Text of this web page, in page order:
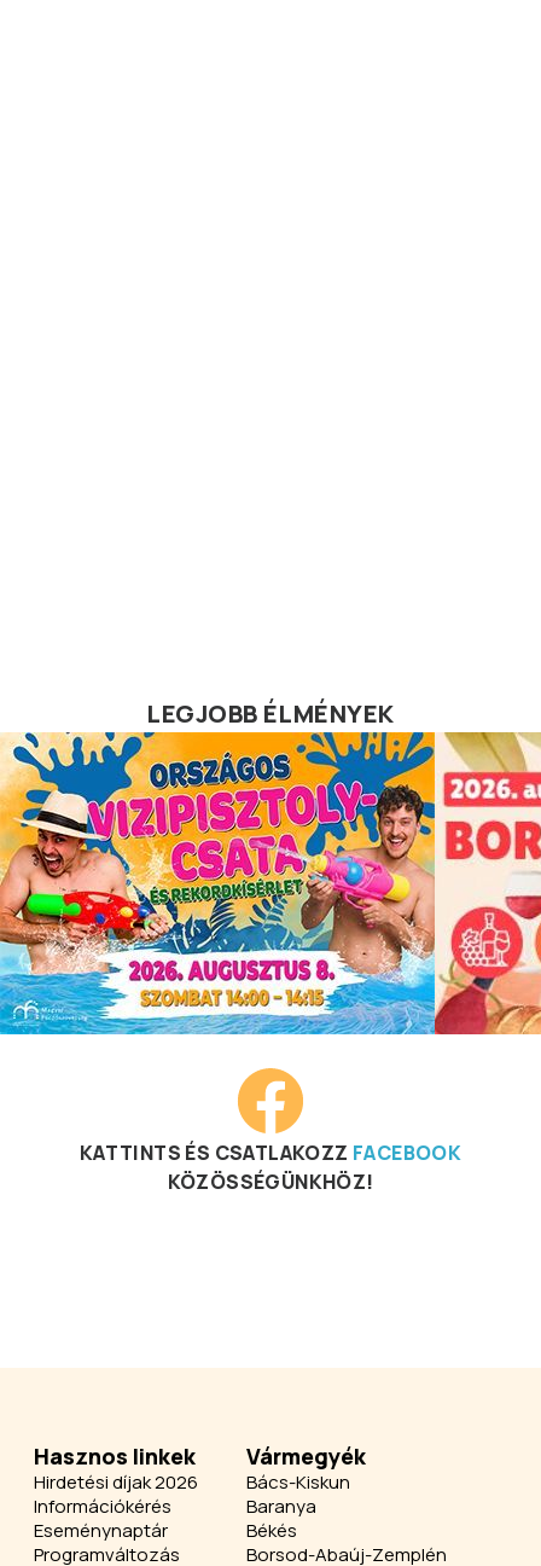
LEGJOBB ÉLMÉNYEK
KATTINTS ÉS CSATLAKOZZ FACEBOOK
KÖZÖSSÉGÜNKHÖZ!
Hasznos linkek
Hirdetési díjak 2026
Információkérés
Eseménynaptár
Programváltozás
Vármegyék
Bács-Kiskun
Baranya
Békés
Borsod-Abaúj-Zemplén